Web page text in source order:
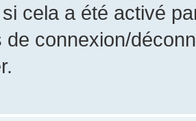
cela a été activé
de connexion/